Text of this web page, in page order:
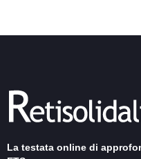
La testata online di